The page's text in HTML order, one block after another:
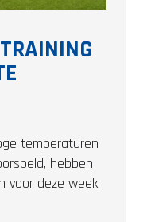
temperaturen
hebben
voor deze week